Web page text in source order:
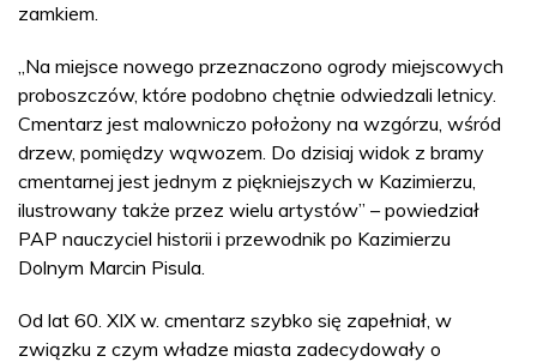
zamkiem.
„Na miejsce nowego przeznaczono ogrody miejscowych
proboszczów, które podobno chętnie odwiedzali letnicy.
Cmentarz jest malowniczo położony na wzgórzu, wśród
drzew, pomiędzy wąwozem. Do dzisiaj widok z bramy
cmentarnej jest jednym z piękniejszych w Kazimierzu,
ilustrowany także przez wielu artystów” – powiedział
PAP nauczyciel historii i przewodnik po Kazimierzu
Dolnym Marcin Pisula.
Od lat 60. XIX w. cmentarz szybko się zapełniał, w
związku z czym władze miasta zadecydowały o